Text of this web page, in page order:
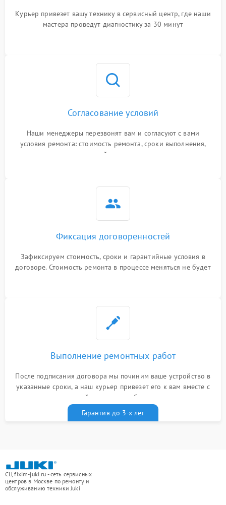
Курьер привезет вашу технику в сервисный центр, где наши
мастера проведут диагностику за 30 минут
Согласование условий
Наши менеджеры перезвонят вам и согласуют с вами
условия ремонта: стоимость ремонта, сроки выполнения,
гарантийные условия
Фиксация договоренностей
Зафиксируем стоимость, сроки и гарантийные условия в
договоре. Стоимость ремонта в процессе меняться не будет
Выполнение ремонтных работ
После подписания договора мы починим ваше устройство в
указанные сроки, а наш курьер привезет его к вам вместе с
гарантийным талоном бесплатно
Гарантия до 3-х лет
СЦ fixim-juki.ru - сеть сервисных
центров в Москве по ремонту и
обслуживанию техники Juki